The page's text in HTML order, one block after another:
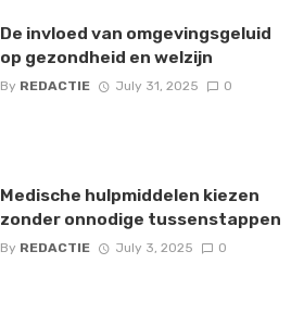
De invloed van omgevingsgeluid
op gezondheid en welzijn
By REDACTIE July 31, 2025 0
Medische hulpmiddelen kiezen
zonder onnodige tussenstappen
By REDACTIE July 3, 2025 0